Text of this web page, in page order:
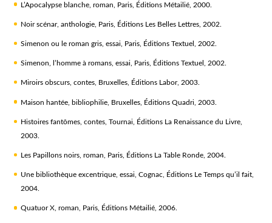
L’Apocalypse blanche, roman, Paris, Éditions Métailié, 2000.
Noir scénar, anthologie, Paris, Éditions Les Belles Lettres, 2002.
Simenon ou le roman gris, essai, Paris, Éditions Textuel, 2002.
Simenon, l’homme à romans, essai, Paris, Éditions Textuel, 2002.
Miroirs obscurs, contes, Bruxelles, Éditions Labor, 2003.
Maison hantée, bibliophilie, Bruxelles, Éditions Quadri, 2003.
Histoires fantômes, contes, Tournai, Éditions La Renaissance du Livre,
2003.
Les Papillons noirs, roman, Paris, Éditions La Table Ronde, 2004.
Une bibliothèque excentrique, essai, Cognac, Éditions Le Temps qu’il fait,
2004.
Quatuor X, roman, Paris, Éditions Métailié, 2006.